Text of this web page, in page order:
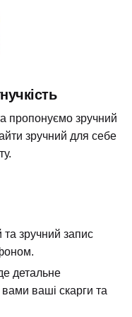
пропонуємо зручний
зручний для себе
зручний запис
детальне
ваші скарги та